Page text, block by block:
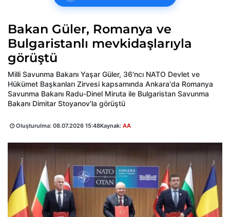
Bakan Güler, Romanya ve
Bulgaristanlı mevkidaşlarıyla
görüştü
Milli Savunma Bakanı Yaşar Güler, 36'ncı NATO Devlet ve
Hükümet Başkanları Zirvesi kapsamında Ankara'da Romanya
Savunma Bakanı Radu-Dinel Miruta ile Bulgaristan Savunma
Bakanı Dimitar Stoyanov'la görüştü
Oluşturulma: 08.07.2026 15:48Kaynak: AA